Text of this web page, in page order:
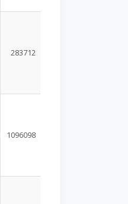
283712
1096098